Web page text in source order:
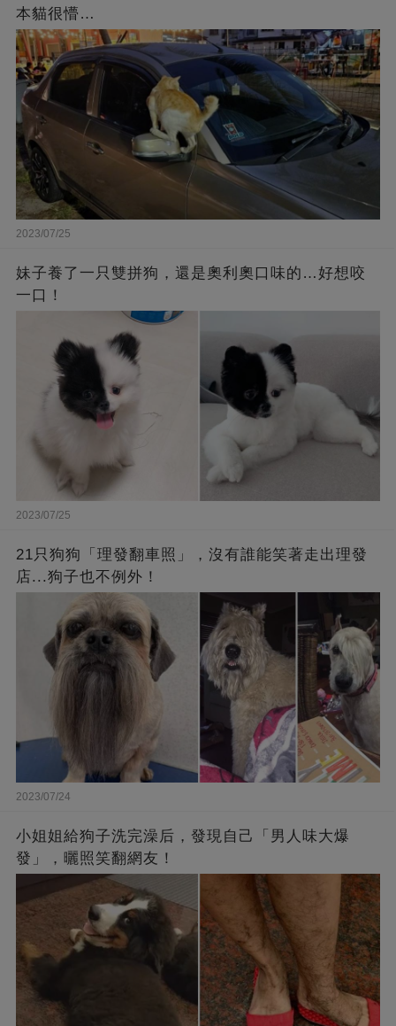
本貓很懵…
2023/07/25
妹子養了一只雙拼狗，還是奧利奧口味的…好想咬
一口！
2023/07/25
21只狗狗「理發翻車照」，沒有誰能笑著走出理發
店...狗子也不例外！
2023/07/24
小姐姐給狗子洗完澡后，發現自己「男人味大爆
發」，曬照笑翻網友！